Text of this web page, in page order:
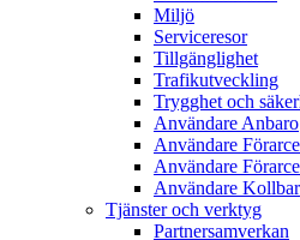
Miljö­
Serviceresor
Tillgänglighet
Trafikutveckling
Trygghet och
Användare Anbaro
Användare
Användare
Användare Koll­bar
Tjänster och verktyg
Partner­samverkan